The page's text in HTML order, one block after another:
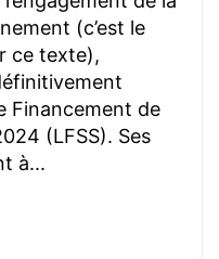
(c’est le
ce texte),
Financement de
(LFSS). Ses
à...